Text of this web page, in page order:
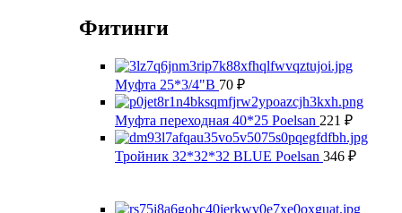
Фитинги
Муфта 25*3/4"В 70 ₽
Муфта переходная 40*25 Poelsan 221 ₽
Тройник 32*32*32 BLUE Poelsan 346 ₽